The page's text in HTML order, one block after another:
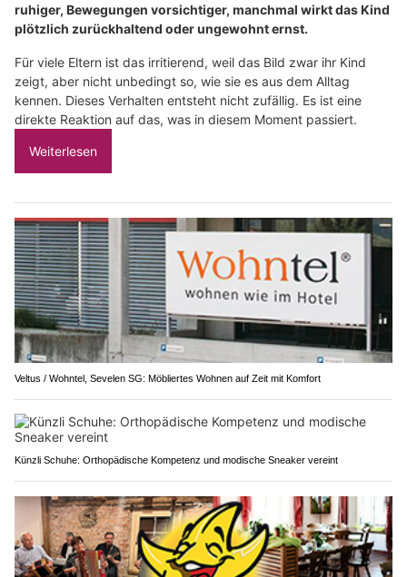
ruhiger, Bewegungen vorsichtiger, manchmal wirkt das Kind
plötzlich zurückhaltend oder ungewohnt ernst.
Für viele Eltern ist das irritierend, weil das Bild zwar ihr Kind
zeigt, aber nicht unbedingt so, wie sie es aus dem Alltag
kennen. Dieses Verhalten entsteht nicht zufällig. Es ist eine
direkte Reaktion auf das, was in diesem Moment passiert.
Weiterlesen
Veltus / Wohntel, Sevelen SG: Möbliertes Wohnen auf Zeit mit Komfort
Künzli Schuhe: Orthopädische Kompetenz und modische Sneaker vereint